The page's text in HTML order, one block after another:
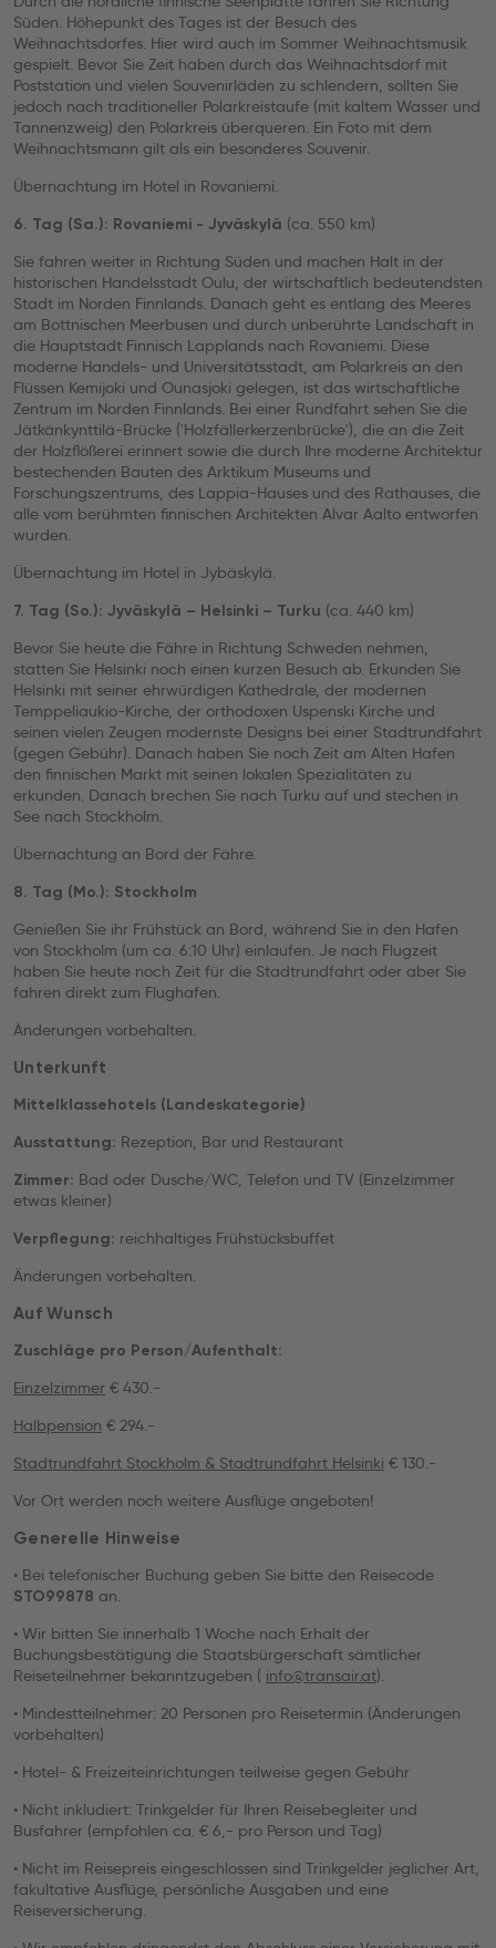
Süden. Höhepunkt des Tages ist der Besuch des
Weihnachtsdorfes. Hier wird auch im Sommer Weihnachtsmusik
gespielt. Bevor Sie Zeit haben durch das Weihnachtsdorf mit
Poststation und vielen Souvenirläden zu schlendern, sollten Sie
jedoch nach traditioneller Polarkreistaufe (mit kaltem Wasser und
Tannenzweig) den Polarkreis überqueren. Ein Foto mit dem
Weihnachtsmann gilt als ein besonderes Souvenir.
Übernachtung im Hotel in Rovaniemi.
6. Tag (Sa.): Rovaniemi - Jyväskylä (ca. 550 km)
Sie fahren weiter in Richtung Süden und machen Halt in der
historischen Handelsstadt Oulu, der wirtschaftlich bedeutendsten
Stadt im Norden Finnlands. Danach geht es entlang des Meeres
am Bottnischen Meerbusen und durch unberührte Landschaft in
die Hauptstadt Finnisch Lapplands nach Rovaniemi. Diese
moderne Handels- und Universitätsstadt, am Polarkreis an den
Flüssen Kemijoki und Ounasjoki gelegen, ist das wirtschaftliche
Zentrum im Norden Finnlands. Bei einer Rundfahrt sehen Sie die
Jätkänkynttilä-Brücke ('Holzfällerkerzenbrücke'), die an die Zeit
der Holzflößerei erinnert sowie die durch Ihre moderne Architektur
bestechenden Bauten des Arktikum Museums und
Forschungszentrums, des Lappia-Hauses und des Rathauses, die
alle vom berühmten finnischen Architekten Alvar Aalto entworfen
wurden.
Übernachtung im Hotel in Jybäskylä.
7. Tag (So.): Jyväskylä – Helsinki – Turku (ca. 440 km)
Bevor Sie heute die Fähre in Richtung Schweden nehmen,
statten Sie Helsinki noch einen kurzen Besuch ab. Erkunden Sie
Helsinki mit seiner ehrwürdigen Kathedrale, der modernen
Temppeliaukio-Kirche, der orthodoxen Uspenski Kirche und
seinen vielen Zeugen modernste Designs bei einer Stadtrundfahrt
(gegen Gebühr). Danach haben Sie noch Zeit am Alten Hafen
den finnischen Markt mit seinen lokalen Spezialitäten zu
erkunden. Danach brechen Sie nach Turku auf und stechen in
See nach Stockholm.
Übernachtung an Bord der Fähre.
8. Tag (Mo.): Stockholm
Genießen Sie ihr Frühstück an Bord, während Sie in den Hafen
von Stockholm (um ca. 6:10 Uhr) einlaufen. Je nach Flugzeit
haben Sie heute noch Zeit für die Stadtrundfahrt oder aber Sie
fahren direkt zum Flughafen.
Änderungen vorbehalten.
Unterkunft
Mittelklassehotels (Landeskategorie)
Ausstattung: Rezeption, Bar und Restaurant
Zimmer: Bad oder Dusche/WC, Telefon und TV (Einzelzimmer
etwas kleiner)
Verpflegung: reichhaltiges Frühstücksbuffet
Änderungen vorbehalten.
Auf Wunsch
Zuschläge pro Person/Aufenthalt:
Einzelzimmer € 430.-
Halbpension € 294.-
Stadtrundfahrt Stockholm & Stadtrundfahrt Helsinki € 130.-
Vor Ort werden noch weitere Ausflüge angeboten!
Generelle Hinweise
• Bei telefonischer Buchung geben Sie bitte den Reisecode
STO99878 an.
• Wir bitten Sie innerhalb 1 Woche nach Erhalt der
Buchungsbestätigung die Staatsbürgerschaft sämtlicher
Reiseteilnehmer bekanntzugeben ( info@transair.at).
• Mindestteilnehmer: 20 Personen pro Reisetermin (Änderungen
vorbehalten)
• Hotel- & Freizeiteinrichtungen teilweise gegen Gebühr
• Nicht inkludiert: Trinkgelder für Ihren Reisebegleiter und
Busfahrer (empfohlen ca. € 6,- pro Person und Tag)
• Nicht im Reisepreis eingeschlossen sind Trinkgelder jeglicher Art,
fakultative Ausflüge, persönliche Ausgaben und eine
Reiseversicherung.